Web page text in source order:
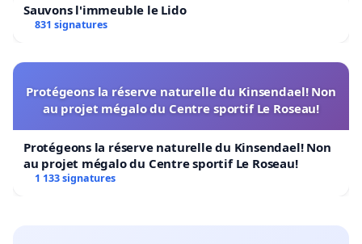
Sauvons l'immeuble le Lido
831 signatures
Protégeons la réserve naturelle du Kinsendael! Non
au projet mégalo du Centre sportif Le Roseau!
Protégeons la réserve naturelle du Kinsendael! Non
au projet mégalo du Centre sportif Le Roseau!
1 133 signatures